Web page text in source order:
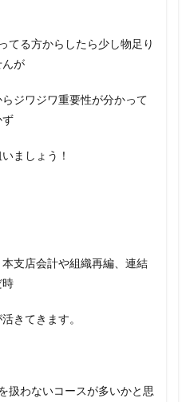
てる方からしたら少し物足り
んが
ジワジワ重要性が分かって
ず
ましょう！
支店会計や組織再編、連結
時
きてきます。
扱わないコースが多いかと思